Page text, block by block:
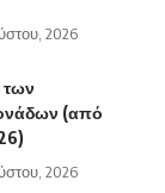
2026
των
(από
2026